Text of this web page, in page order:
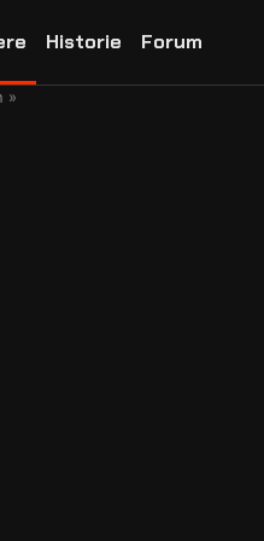
Historie Forum